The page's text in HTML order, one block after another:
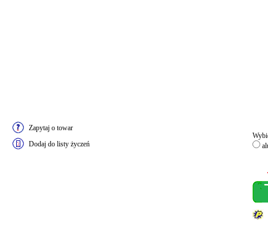
Zapytaj o towar
Dodaj do listy życzeń